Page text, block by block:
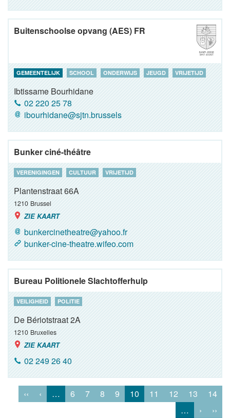
Buitenschoolse opvang (AES) FR
GEMEENTELIJK SCHOOL ONDERWIJS JEUGD VRIJETIJD
Ibtissame Bourhidane
02 220 25 78
ibourhidane@sjtn.brussels
Bunker ciné-théâtre
VERENIGINGEN CULTUUR VRIJETIJD
Plantenstraat 66A
1210 Brussel
ZIE KAART
bunkercinetheatre@yahoo.fr
bunker-cine-theatre.wifeo.com
Bureau Politionele Slachtofferhulp
VEILIGHEID POLITIE
De Bériotstraat 2A
1210 Bruxelles
ZIE KAART
02 249 26 40
‹‹ ‹ … 6 7 8 9 10 11 12 13
14
…
› ››